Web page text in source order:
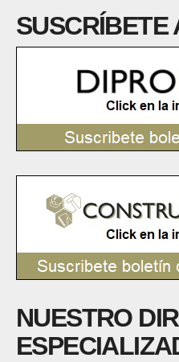
SUSCRÍBETE
NUESTRO